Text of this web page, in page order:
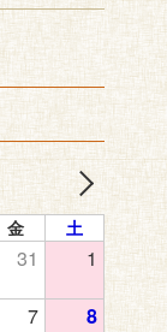
金 土
31 1
7 8